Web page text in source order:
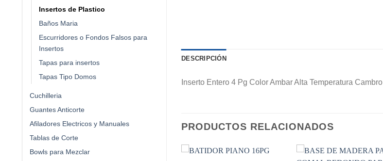
Insertos de Plastico
Baños Maria
Escurridores o Fondos Falsos para
Insertos
Tapas para insertos
Tapas Tipo Domos
Cuchilleria
Guantes Anticorte
Afiladores Electricos y Manuales
Tablas de Corte
Bowls para Mezclar
DESCRIPCIÓN
Inserto Entero 4 Pg Color Ambar Alta Temperatura Cambro
PRODUCTOS RELACIONADOS